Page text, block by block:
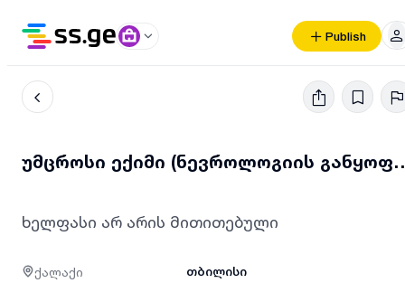
Publish
უმცროსი ექიმი
ხელფასი არ არის მითითებული
ქალაქი თბილისი